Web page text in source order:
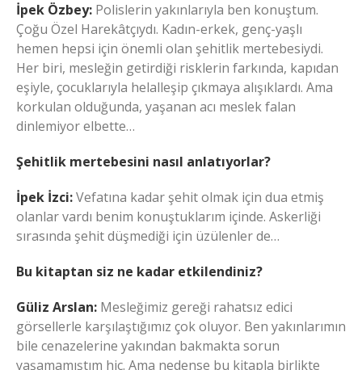
İpek Özbey: Polislerin yakınlarıyla ben konuştum.
Çoğu Özel Harekâtçıydı. Kadın-erkek, genç-yaşlı
hemen hepsi için önemli olan şehitlik mertebesiydi.
Her biri, mesleğin getirdiği risklerin farkında, kapıdan
eşiyle, çocuklarıyla helalleşip çıkmaya alışıklardı. Ama
korkulan olduğunda, yaşanan acı meslek falan
dinlemiyor elbette…
Şehitlik mertebesini nasıl anlatıyorlar?
İpek İzci:Vefatına kadar şehit olmak için dua etmiş
olanlar vardı benim konuştuklarım içinde. Askerliği
sırasında şehit düşmediği için üzülenler de…
Bu kitaptan siz ne kadar etkilendiniz?
Güliz Arslan: Mesleğimiz gereği rahatsız edici
görsellerle karşılaştığımız çok oluyor. Ben yakınlarımın
bile cenazelerine yakından bakmakta sorun
yaşamamıştım hiç. Ama nedense bu kitapla birlikte